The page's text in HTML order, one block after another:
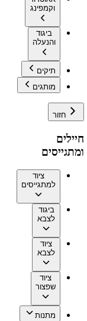
וקמפינג
ביגוד
והנעלה
תיקים
מותגים
חזור
חיילים
ומתגייסים
ציוד
למתגייסים
ביגוד
לצבא
ציוד
לצבא
ציוד
שפצור
מתנות